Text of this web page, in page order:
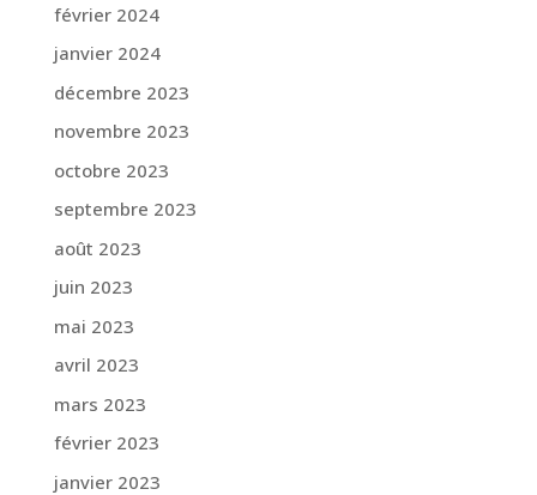
février 2024
janvier 2024
décembre 2023
novembre 2023
octobre 2023
septembre 2023
août 2023
juin 2023
mai 2023
avril 2023
mars 2023
février 2023
janvier 2023